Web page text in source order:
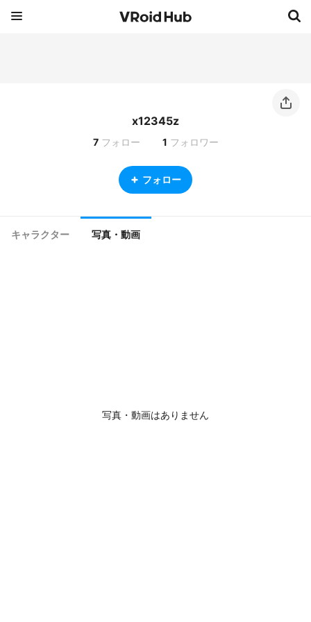
x12345z
7 フォロー 1 フォロワー
フォロー
キャラクター 写真・動画
写真・動画はありません